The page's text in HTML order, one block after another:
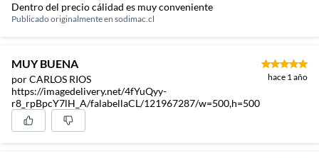
Dentro del precio cálidad es muy conveniente
Publicado originalmente en sodimac.cl
MUY BUENA
por CARLOS RIOS hace 1 año
https://imagedelivery.net/4fYuQyy-
r8_rpBpcY7lH_A/falabellaCL/121967287/w=500,h=500